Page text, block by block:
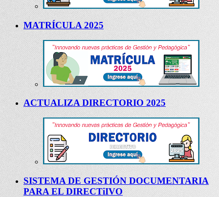
MATRÍCULA 2025
ACTUALIZA DIRECTORIO 2025
SISTEMA DE GESTIÓN DOCUMENTARIA
PARA EL DIRECTiIVO